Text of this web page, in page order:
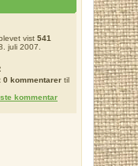
vist 541
juli 2007.
0 kommentarer til
kommentar